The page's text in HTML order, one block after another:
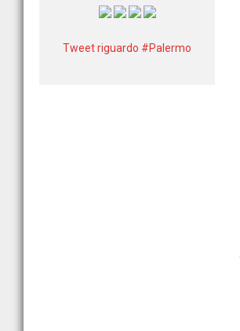
Tweet riguardo #Palermo